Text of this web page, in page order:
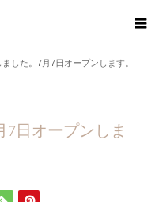
した。7月7日オープンします。
7日オープンしま